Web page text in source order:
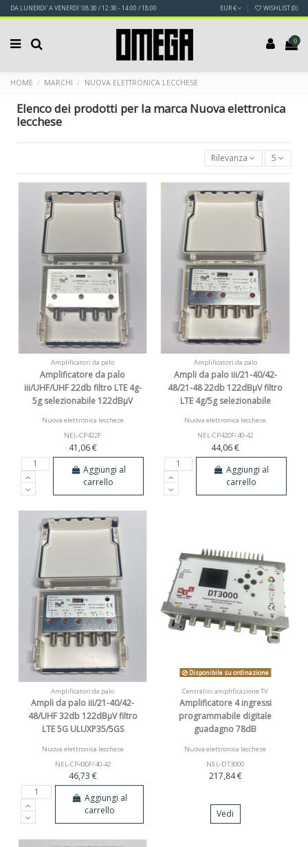
DA LUNERDI' A VENERDI' 08:30 / 12:30 - 14:00 / 18:00 EUR € WISHLIST (0)
0
HOME MARCHI NUOVA ELETTRONICA LECCHESE
Elenco dei prodotti per la marca Nuova elettronica
lecchese
Rilevanza 5
Amplificatori da palo
Amplificatore da palo
iii/UHF/UHF 22db filtro LTE 4g-
5g selezionabile 122dBµV
Nuova elettronica lecchese
NEL-CP422F
41,06 €
Aggiungi al
carrello
Amplificatori da palo
Ampli da palo iii/21-40/42-
48/21-48 22db 122dBµV filtro
LTE 4g/5g selezionabile
Nuova elettronica lecchese
NEL-CP420F/40-42
44,06 €
Aggiungi al
carrello
Amplificatori da palo
Ampli da palo iii/21-40/42-
48/UHF 32db 122dBµV filtro
LTE 5G ULUXP35/5GS
Nuova elettronica lecchese
NEL-CP430F/40-42
46,73 €
Aggiungi al
carrello
Disponibile su ordinazione
Centralini amplificazione TV
Amplificatore 4 ingressi
programmabile digitale
guadagno 78dB
Nuova elettronica lecchese
NEL-DT3000
217,84 €
Vedi